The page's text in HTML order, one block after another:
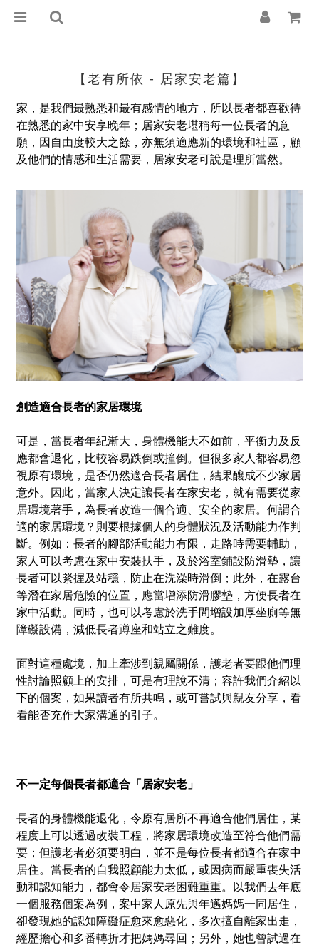
【老有所依 - 居家安老篇】
家，是我們最熟悉和最有感情的地方，所以長者都喜歡待
在熟悉的家中安享晚年；居家安老堪稱每一位長者的意
願，因自由度較大之餘，亦無須適應新的環境和社區，顧
及他們的情感和生活需要，居家安老可說是理所當然。
創造適合長者的家居環境
可是，當長者年紀漸大，身體機能大不如前，平衡力及反
應都會退化，比較容易跌倒或撞倒。但很多家人都容易忽
視原有環境，是否仍然適合長者居住，結果釀成不少家居
意外。因此，當家人決定讓長者在家安老，就有需要從家
居環境著手，為長者改造一個合適、安全的家居。何謂合
適的家居環境？則要根據個人的身體狀況及活動能力作判
斷。例如：長者的腳部活動能力有限，走路時需要輔助，
家人可以考慮在家中安裝扶手，及於浴室鋪設防滑墊，讓
長者可以緊握及站穩，防止在洗澡時滑倒；此外，在露台
等潛在家居危險的位置，應當增添防滑膠墊，方便長者在
家中活動。同時，也可以考慮於洗手間增設加厚坐廁等無
障礙設備，減低長者蹲座和站立之難度。
面對這種處境，加上牽涉到親屬關係，護老者要跟他們理
性討論照顧上的安排，可是有理說不清；容許我們介紹以
下的個案，如果讀者有所共鳴，或可嘗試與親友分享，看
看能否充作大家溝通的引子。
不一定每個長者都適合「居家安老」
長者的身體機能退化，令原有居所不再適合他們居住，某
程度上可以透過改裝工程，將家居環境改造至符合他們需
要；但護老者必須要明白，並不是每位長者都適合在家中
居住。當長者的自我照顧能力太低，或因病而嚴重喪失活
動和認知能力，都會令居家安老困難重重。以我們去年底
一個服務個案為例，案中家人原先與年邁媽媽一同居住，
卻發現她的認知障礙症愈來愈惡化，多次擅自離家出走，
經歷擔心和多番轉折才把媽媽尋回；另外，她也曾試過在